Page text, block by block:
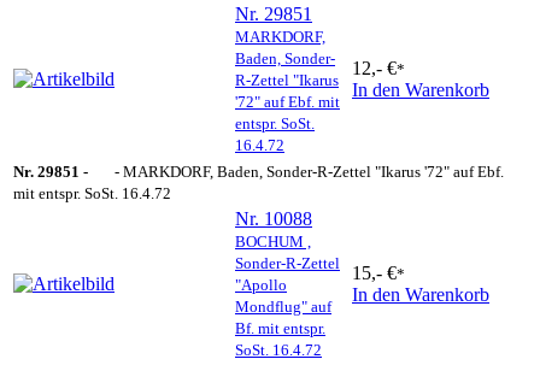
Nr. 29851
MARKDORF,
Baden, Sonder-
R-Zettel "Ikarus
'72" auf Ebf. mit
entspr. SoSt.
16.4.72
12,- €*
In den Warenkorb
Nr. 29851 -
- MARKDORF, Baden, Sonder-R-Zettel "Ikarus '72" auf Ebf.
mit entspr. SoSt. 16.4.72
Nr. 10088
BOCHUM ,
Sonder-R-Zettel
"Apollo
Mondflug" auf
Bf. mit entspr.
SoSt. 16.4.72
15,- €*
In den Warenkorb